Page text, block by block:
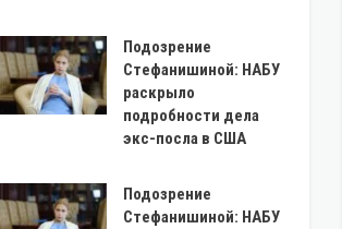
Подозрение
Стефанишиной: НАБУ
раскрыло
подробности дела
экс-посла в США
Подозрение
Стефанишиной: НАБУ